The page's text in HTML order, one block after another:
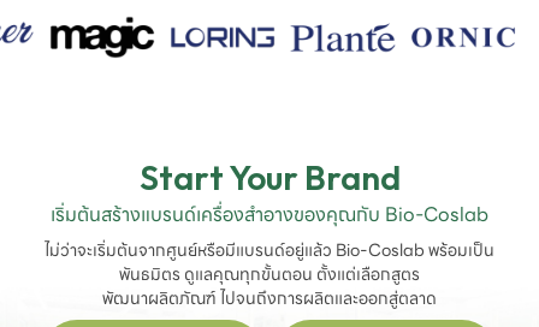
Start Your Brand
เริ่มต้นสร้างแบรนด์เครื่องสำอางของคุณกับ Bio-Coslab
ไม่ว่าจะเริ่มต้นจากศูนย์หรือมีแบรนด์อยู่แล้ว Bio-Coslab พร้อมเป็น
พันธมิตร ดูแลคุณทุกขั้นตอน ตั้งแต่เลือกสูตร
พัฒนาผลิตภัณฑ์ ไปจนถึงการผลิตและออกสู่ตลาด